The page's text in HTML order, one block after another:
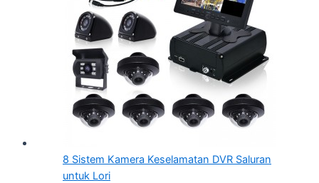
8 Sistem Kamera Keselamatan DVR Saluran
untuk Lori